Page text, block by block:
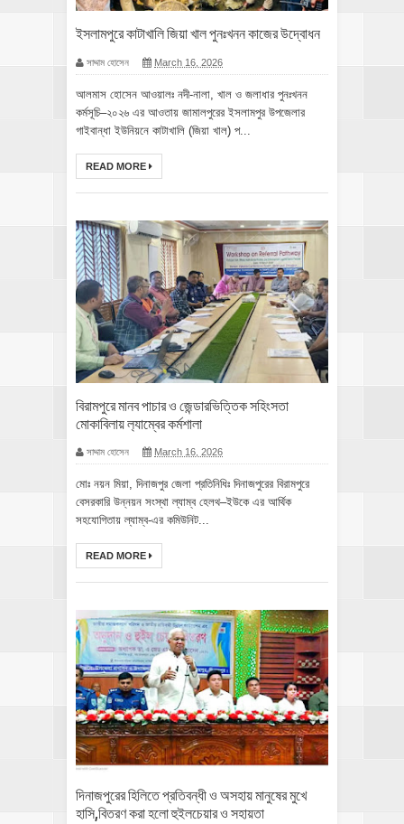
ইসলামপুরে কাটাখালি জিয়া খাল পুনঃখনন কাজের উদ্বোধন
সাদ্দাম হোসেন March 16, 2026
আলমাস হোসেন আওয়ালঃ নদী-নালা, খাল ও জলাধার পুনঃখনন
কর্মসূচি–২০২৬ এর আওতায় জামালপুরের ইসলামপুর উপজেলার
গাইবান্ধা ইউনিয়নে কাটাখালি (জিয়া খাল) প...
READ MORE
বিরামপুরে মানব পাচার ও জেন্ডারভিত্তিক সহিংসতা
মোকাবিলায় ল‍্যাম্বের কর্মশালা
সাদ্দাম হোসেন March 16, 2026
মোঃ নয়ন মিয়া, দিনাজপুর জেলা প্রতিনিধিঃ ‎দিনাজপুরের বিরামপুরে
বেসরকারি উন্নয়ন সংস্থা ল্যাম্ব হেলথ–ইউকে এর আর্থিক
সহযোগিতায় ল্যাম্ব-এর কমিউনিট...
READ MORE
দিনাজপুরের হিলিতে প্রতিবন্ধী ও অসহায় মানুষের মুখে
হাসি,বিতরণ করা হলো হুইলচেয়ার ও সহায়তা